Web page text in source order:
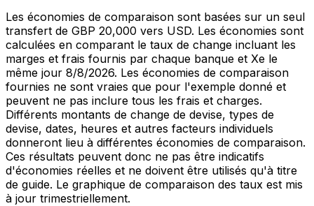
Les économies de comparaison sont basées sur un seul
transfert de GBP 20,000 vers USD. Les économies sont
calculées en comparant le taux de change incluant les
marges et frais fournis par chaque banque et Xe le
même jour 8/8/2026. Les économies de comparaison
fournies ne sont vraies que pour l'exemple donné et
peuvent ne pas inclure tous les frais et charges.
Différents montants de change de devise, types de
devise, dates, heures et autres facteurs individuels
donneront lieu à différentes économies de comparaison.
Ces résultats peuvent donc ne pas être indicatifs
d'économies réelles et ne doivent être utilisés qu'à titre
de guide. Le graphique de comparaison des taux est mis
à jour trimestriellement.